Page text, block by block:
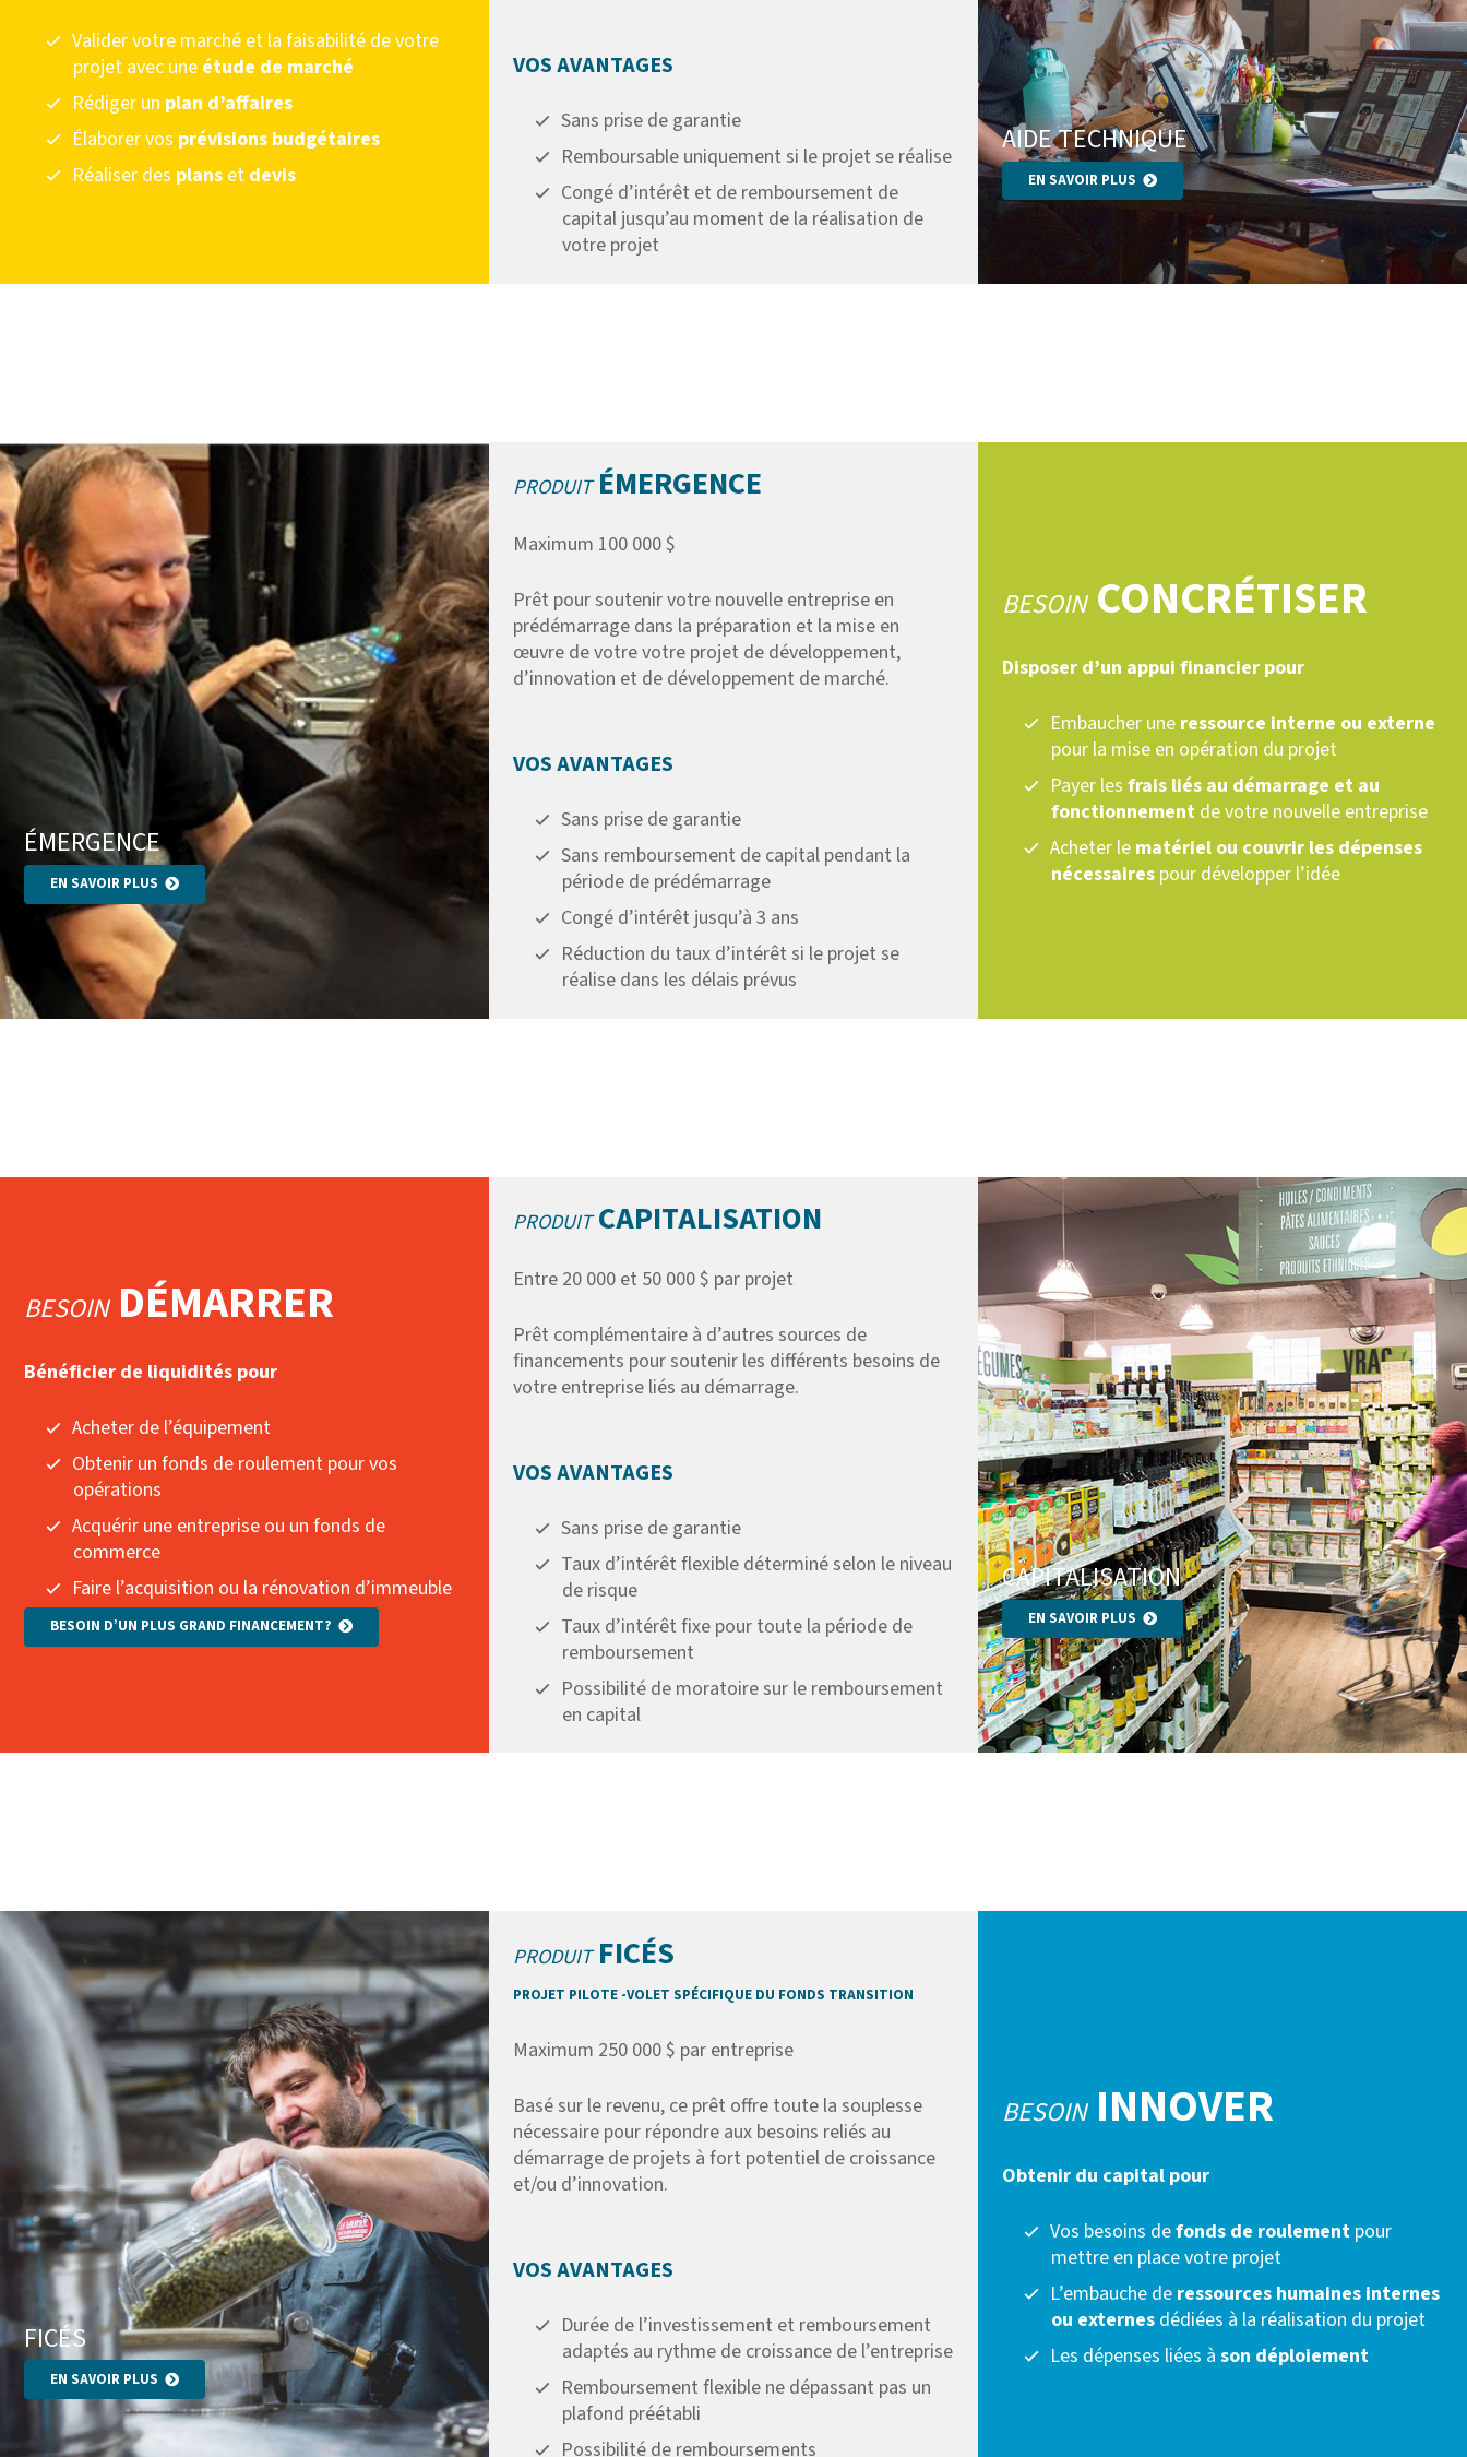
Valider votre marché et la faisabilité de votre
projet avec une étude de marché
Rédiger un plan d’affaires
Élaborer vos prévisions budgétaires
Réaliser des plans et devis
VOS AVANTAGES
Sans prise de garantie
Remboursable uniquement si le projet se réalise
Congé d’intérêt et de remboursement de
capital jusqu’au moment de la réalisation de
votre projet
AIDE TECHNIQUE
EN SAVOIR PLUS
ÉMERGENCE
EN SAVOIR PLUS
PRODUITÉMERGENCE
Maximum 100 000 $
Prêt pour soutenir votre nouvelle entreprise en
prédémarrage dans la préparation et la mise en
œuvre de votre votre projet de développement,
d’innovation et de développement de marché.
VOS AVANTAGES
Sans prise de garantie
Sans remboursement de capital pendant la
période de prédémarrage
Congé d’intérêt jusqu’à 3 ans
Réduction du taux d’intérêt si le projet se
réalise dans les délais prévus
BESOINCONCRÉTISER
Disposer d’un appui financier pour
Embaucher une ressource interne ou externe
pour la mise en opération du projet
Payer les frais liés au démarrage et au
fonctionnement de votre nouvelle entreprise
Acheter le matériel ou couvrir les dépenses
nécessaires pour développer l’idée
BESOINDÉMARRER
Bénéficier de liquidités pour
Acheter de l’équipement
Obtenir un fonds de roulement pour vos
opérations
Acquérir une entreprise ou un fonds de
commerce
Faire l’acquisition ou la rénovation d’immeuble
BESOIN D’UN PLUS GRAND FINANCEMENT?
PRODUITCAPITALISATION
Entre 20 000 et 50 000 $ par projet
Prêt complémentaire à d’autres sources de
financements pour soutenir les différents besoins de
votre entreprise liés au démarrage.
VOS AVANTAGES
Sans prise de garantie
Taux d’intérêt flexible déterminé selon le niveau
de risque
Taux d’intérêt fixe pour toute la période de
remboursement
Possibilité de moratoire sur le remboursement
en capital
CAPITALISATION
EN SAVOIR PLUS
FICÉS
EN SAVOIR PLUS
PRODUITFICÉS
PROJET PILOTE -VOLET SPÉCIFIQUE DU FONDS TRANSITION
Maximum 250 000 $ par entreprise
Basé sur le revenu, ce prêt offre toute la souplesse
nécessaire pour répondre aux besoins reliés au
démarrage de projets à fort potentiel de croissance
et/ou d’innovation.
VOS AVANTAGES
Durée de l’investissement et remboursement
adaptés au rythme de croissance de l’entreprise
Remboursement flexible ne dépassant pas un
plafond préétabli
Possibilité de remboursements
BESOININNOVER
Obtenir du capital pour
Vos besoins defonds de roulement pour
mettre en place votre projet
L’embauche de ressources humaines internes
ou externes dédiées à la réalisation du projet
Les dépenses liées àson déploiement